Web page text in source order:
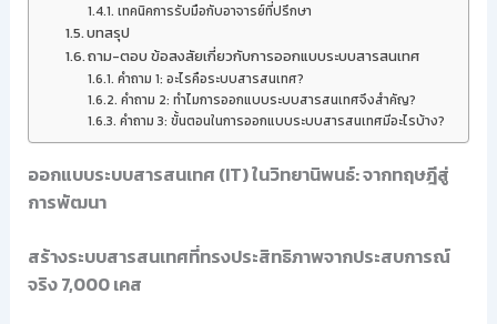
เทคนิคการรับมือกับอาจารย์ที่ปรึกษา
บทสรุป
ถาม-ตอบ ข้อสงสัยเกี่ยวกับการออกแบบระบบสารสนเทศ
คำถาม 1: อะไรคือระบบสารสนเทศ?
คำถาม 2: ทำไมการออกแบบระบบสารสนเทศจึงสำคัญ?
คำถาม 3: ขั้นตอนในการออกแบบระบบสารสนเทศมีอะไรบ้าง?
ออกแบบระบบสารสนเทศ (IT) ในวิทยานิพนธ์: จากทฤษฎีสู่
การพัฒนา
สร้างระบบสารสนเทศที่ทรงประสิทธิภาพจากประสบการณ์
จริง 7,000 เคส